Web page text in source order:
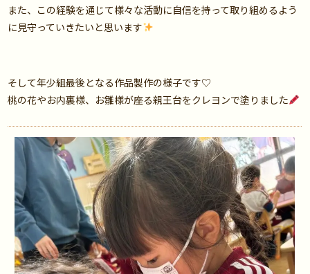
また、この経験を通じて様々な活動に自信を持って取り組めるよう
に見守っていきたいと思います
そして年少組最後となる作品製作の様子です♡
桃の花やお内裏様、お雛様が座る親王台をクレヨンで塗りました